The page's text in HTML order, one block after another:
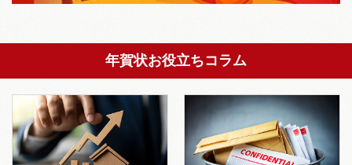
年賀状お役立ちコラム